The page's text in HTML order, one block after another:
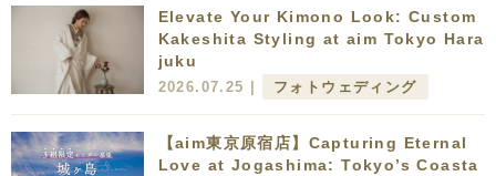
Elevate Your Kimono Look: Custom
Kakeshita Styling at aim Tokyo Hara
juku
2026.07.25 | フォトウェディング
【aim東京原宿店】Capturing Eternal
Love at Jogashima: Tokyo’s Coasta